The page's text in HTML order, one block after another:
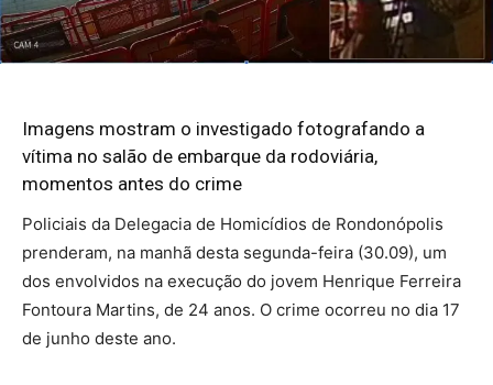
Imagens mostram o investigado fotografando a
vítima no salão de embarque da rodoviária,
momentos antes do crime
Policiais da Delegacia de Homicídios de Rondonópolis
prenderam, na manhã desta segunda-feira (30.09), um
dos envolvidos na execução do jovem Henrique Ferreira
Fontoura Martins, de 24 anos. O crime ocorreu no dia 17
de junho deste ano.